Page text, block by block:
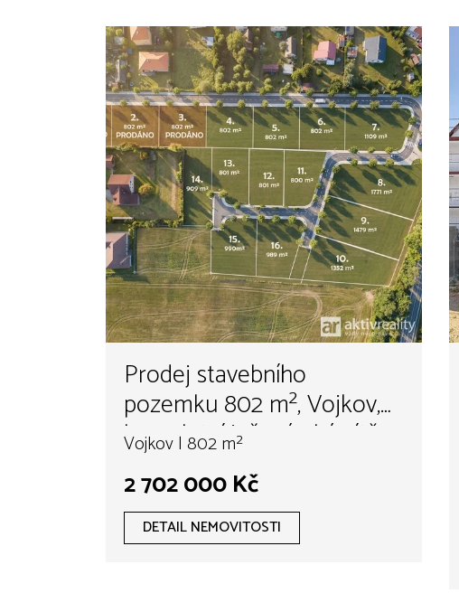
Prodej stavebního
pozemku 802 m², Vojkov,
kompletní inženýrské sítě,
nová komunikace,
hypotéka možná.
Vojkov | 802 m²
2 702 000 Kč
DETAIL NEMOVITOSTI